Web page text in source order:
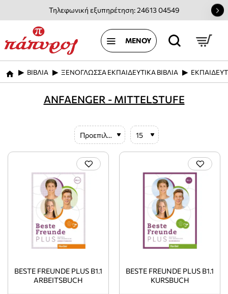
Τηλεφωνική εξυπηρέτηση: 24613 04549
home
ΒΙΒΛΙΑ ΞΕΝΟΓΛΩΣΣΑ ΕΚΠΑΙΔΕΥΤΙΚΑ ΒΙΒΛΙΑ
ANFAENGER - MITTELSTUFE
BESTE FREUNDE PLUS B1.1
ARBEITSBUCH
BESTE FREUNDE PLUS B1.1
KURSBUCH